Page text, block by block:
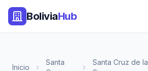
BoliviaHub
Inicio
Santa
Santa Cruz de la